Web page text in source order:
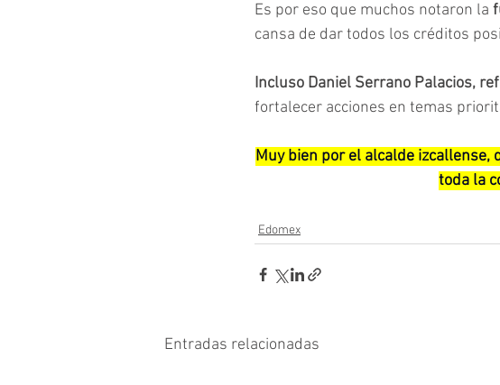
Es por eso que muchos notaron la
cansa de dar todos los créditos
Incluso Daniel Serrano Palacios,
fortalecer acciones en temas
Muy bien por el alcalde izcallense,
toda la
Edomex
Entradas relacionadas